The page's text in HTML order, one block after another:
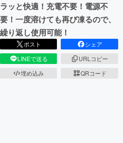
CAMPFIRE for Social Good
CAMPFIREふるさと納税
ラッと快適！充電不要！電源不
要！一度溶けても再び凍るので、
繰り返し使用可能！
ポスト
シェア
LINEで送る
URLコピー
埋め込み
QRコード